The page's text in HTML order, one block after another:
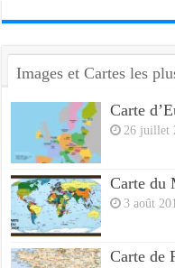
Images et Cartes les
Carte
26 juillet
Carte du
3 août
Carte de